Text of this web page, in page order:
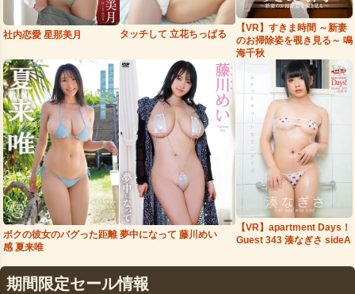
社内恋愛 星那美月 タッチして 立花ちっぱる
【VR】すきま時間 ～新妻
のお掃除姿を覗き見る～ 鳴
海千秋
ボクの彼女のバグった距離
感 夏来唯
夢中になって 藤川めい
【VR】apartment Days！
Guest 343 湊なぎさ sideA
期間限定セール情報